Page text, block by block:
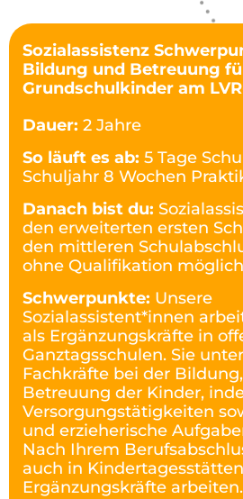
Sozialassistenz
Bildung und Betreuung
Grundschulkinder am
Dauer: 2 Jahre
So läuft es ab: 5 Tage
Schuljahr 8 Wochen
Danach bist du:
den erweiterten ersten
den mittleren
ohne Qualifikation
Schwerpunkte: Unsere
Sozialassistent*innen
als Ergänzungskräfte in
Ganztagsschulen. Sie
Fachkräfte bei der
Betreuung der Kinder,
Versorgungstätigkeiten
und erzieherische
Nach Ihrem
auch in
Ergänzungskräfte arbeiten.